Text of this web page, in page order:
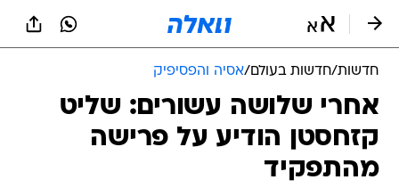
חדשות/חדשות בעולם/אסיה והפסיפיק
אחרי שלושה עשורים: שליט
קזחסטן הודיע על פרישה
מהתפקיד